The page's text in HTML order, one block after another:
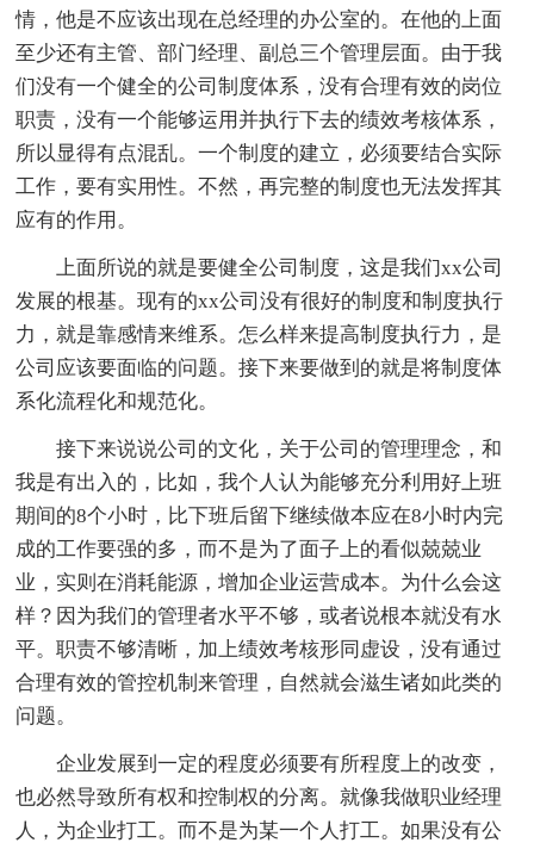
情，他是不应该出现在总经理的办公室的。在他的上面
至少还有主管、部门经理、副总三个管理层面。由于我
们没有一个健全的公司制度体系，没有合理有效的岗位
职责，没有一个能够运用并执行下去的绩效考核体系，
所以显得有点混乱。一个制度的建立，必须要结合实际
工作，要有实用性。不然，再完整的制度也无法发挥其
应有的作用。
上面所说的就是要健全公司制度，这是我们xx公司
发展的根基。现有的xx公司没有很好的制度和制度执行
力，就是靠感情来维系。怎么样来提高制度执行力，是
公司应该要面临的问题。接下来要做到的就是将制度体
系化流程化和规范化。
接下来说说公司的文化，关于公司的管理理念，和
我是有出入的，比如，我个人认为能够充分利用好上班
期间的8个小时，比下班后留下继续做本应在8小时内完
成的工作要强的多，而不是为了面子上的看似兢兢业
业，实则在消耗能源，增加企业运营成本。为什么会这
样？因为我们的管理者水平不够，或者说根本就没有水
平。职责不够清晰，加上绩效考核形同虚设，没有通过
合理有效的管控机制来管理，自然就会滋生诸如此类的
问题。
企业发展到一定的程度必须要有所程度上的改变，
也必然导致所有权和控制权的分离。就像我做职业经理
人，为企业打工。而不是为某一个人打工。如果没有公